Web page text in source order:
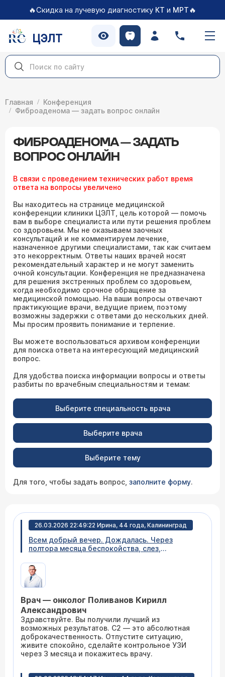
🔥Скидка на лучевую диагностику КТ и МРТ🔥
ЦЭЛТ
Главная
Конференция
Фиброаденома — задать вопрос онлайн
ФИБРОАДЕНОМА — ЗАДАТЬ
ВОПРОС ОНЛАЙН
В связи с проведением технических работ время
ответа на вопросы увеличено
Вы находитесь на странице медицинской
конференции клиники ЦЭЛТ, цель которой — помочь
вам в выборе специалиста или пути решения проблем
со здоровьем. Мы не оказываем заочных
консультаций и не комментируем лечение,
назначенное другими специалистами, так как считаем
это некорректным. Ответы наших врачей носят
рекомендательный характер и не могут заменить
очной консультации. Конференция не предназначена
для решения экстренных проблем со здоровьем,
когда необходимо срочное обращение за
медицинской помощью. На ваши вопросы отвечают
практикующие врачи, ведущие прием, поэтому
возможны задержки с ответами до нескольких дней.
Мы просим проявить понимание и терпение.
Вы можете воспользоваться архивом конференции
для поиска ответа на интересующий медицинский
вопрос.
Для удобства поиска информации вопросы и ответы
разбиты по врачебным специальностям и темам:
Выберите специальность врача
Выберите врача
Выберите тему
Для того, чтобы задать вопрос, заполните форму.
26.03.2026 22:49:22 Ирина, 44 года, Калининград
Всем добрый вечер. Дождалась. Через
полтора месяца беспокойства, слез,
результат таб пункции молочной железы.
Сначала ставили диагноз фиброаденома
бирадз 3. Пункция показала цитологию кисты
контроль узи через месяца и к ней на прием.
Скажите, не может доброкачественность
перерасти в онкологию за три месяца??? Если
все нормально будет, меня же переведут на
категорию бирадз 2??? Стоит ли мне делать
узи через каждый месяц для, своего
спокойствия??? Или отпустить ситуацию и
жить спокойно?
Врач — онколог Поливанов Кирилл
Александрович
Здравствуйте. Вы получили лучший из
возможных результатов. C2 — это абсолютная
доброкачественность. Отпустите ситуацию,
живите спокойно, сделайте контрольное УЗИ
через 3 месяца и покажитесь врачу.